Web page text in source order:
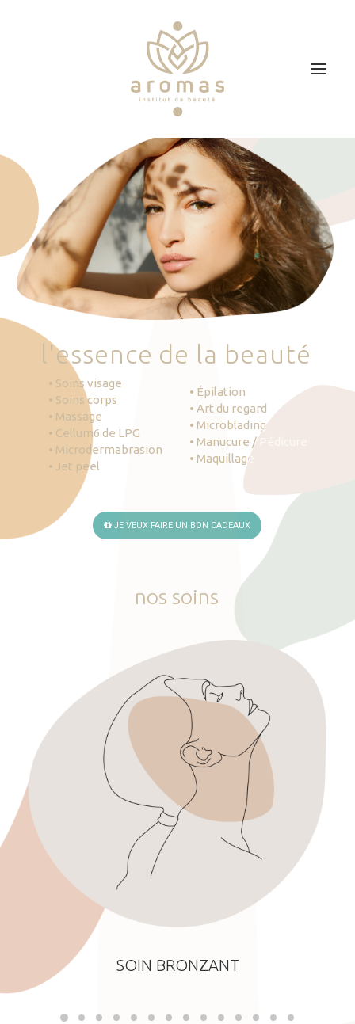
Soins
Je veux faire un bon cadeau
Plan d’accès
Prendre RDV
'essence de la beauté
• Soins visage
• Soins corps
• Massage
• Cellum6 de LPG
• Microdermabrasion
• Jet peel
• Épilation
• Art du regard
• Microblading
• Manucure / Pédicure
• Maquillage
JE VEUX FAIRE UN BON CADEAUX
nos soins
SOIN BRONZANT